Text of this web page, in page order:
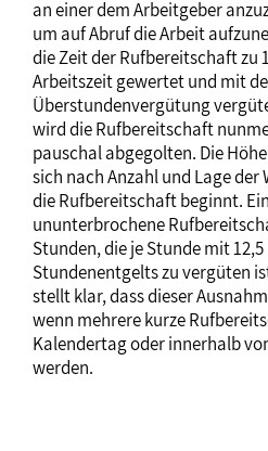
an einer dem Arbeitgeber
um auf Abruf die Arbeit
die Zeit der Rufbereitschaft zu
Arbeitszeit gewertet und mit
Überstundenvergütung
wird die Rufbereitschaft
pauschal abgegolten. Die
sich nach Anzahl und Lage der
die Rufbereitschaft beginnt.
ununterbrochene
Stunden, die je Stunde mit
Stundenentgelts zu vergüten
stellt klar, dass dieser
wenn mehrere kurze
Kalendertag oder innerhalb
werden.